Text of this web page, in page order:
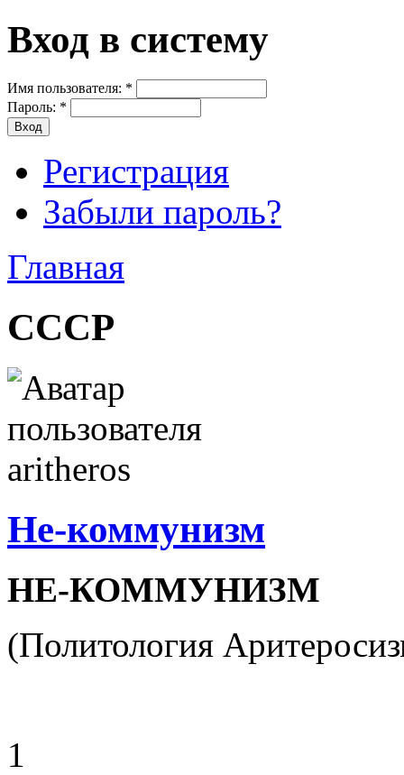
Вход в систему
Имя пользователя: *
Пароль: *
Регистрация
Забыли пароль?
Главная
СССР
Не-коммунизм
НЕ-КОММУНИЗМ
(Политология
1